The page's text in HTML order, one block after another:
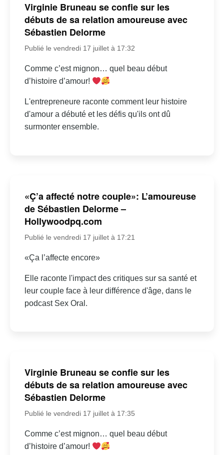
Virginie Bruneau se confie sur les
débuts de sa relation amoureuse avec
Sébastien Delorme
Publié le vendredi 17 juillet à 17:32
Comme c’est mignon… quel beau début
d’histoire d’amour!
L'entrepreneure raconte comment leur histoire
d'amour a débuté et les défis qu'ils ont dû
surmonter ensemble.
«Ç’a affecté notre couple»: L’amoureuse
de Sébastien Delorme –
Hollywoodpq.com
Publié le vendredi 17 juillet à 17:21
«Ça l’affecte encore»
Elle raconte l'impact des critiques sur sa santé et
leur couple face à leur différence d'âge, dans le
podcast Sex Oral.
Virginie Bruneau se confie sur les
débuts de sa relation amoureuse avec
Sébastien Delorme
Publié le vendredi 17 juillet à 17:35
Comme c’est mignon… quel beau début
d’histoire d’amour!